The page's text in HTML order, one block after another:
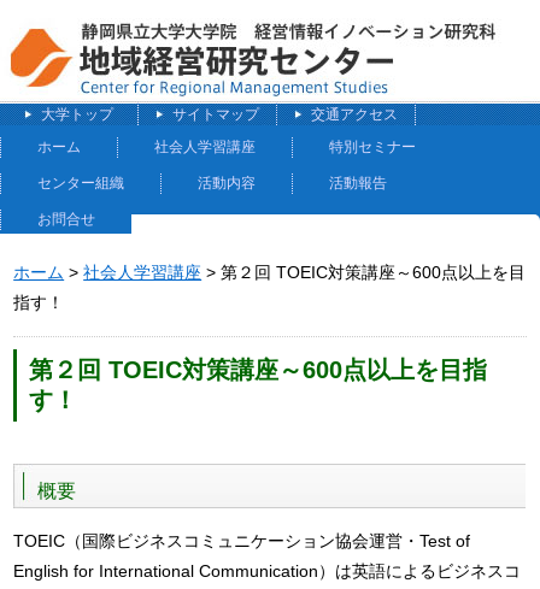
大学トップ サイトマップ
交通アクセス
ホーム
社会人学習講座 特別セミナー
センター組織 活動内容 活動報告
お問合せ
ホーム >社会人学習講座 > 第２回 TOEIC対策講座～600点以上を目
指す！
第２回 TOEIC対策講座～600点以上を目指
す！
概要
TOEIC（国際ビジネスコミュニケーション協会運営・Test of
English for International Communication）は英語によるビジネスコ